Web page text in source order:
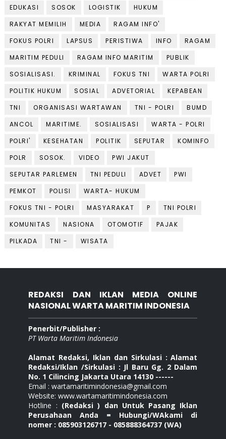
EDUKASI
SOSOK LOGISTIK
HUKUM
RAKYAT MEMILIH
MEDIA
RAGAM INFO'
FOKUS POLRI
LAPSUS PERISTIWA INFO
RAGAM
MARITIM PEDULI
RAGAM INFO MARITIM
PUBLIK
SOSIALISASI.
KRIMINAL FOKUS TNI
WARTA POLRI
POLITIK HUKUM
SOSIAL ADVETORIAL
KEPABEAN
TNI
ORGANISASI WARTAWAN TNI - POLRI
BUMD
ANCOL
MARITIME. SOSIALISASI
WARTA - POLRI
POLRI'
KESEHATAN POLITIK SEPUTAR
KOMINFO
POLR
SOSOK. VIDEO
PWI JAKUT
SEPUTAR PARLEMEN
TNI PEDULI ADVET
PWI
PEMKOT
POLISI
WARTA- HUKUM
FOKUS TNI - POLRI
MASYARAKAT P
TNI POLRI
KOMUNITAS
NASIONA OTOMOTIF
PAJAK
PILKADA
TNI - WISATA
REDAKSI DAN IKLAN MEDIA ONLINE
NASIONAL WARTA MARITIM INDONESIA
Penerbit/Publisher :
PT Warta Maritim Indonesia
Alamat Redaksi, Iklan dan Sirkulasi : Alamat
Redaksi/Iklan /Sirkulasi : Jl Baru Gg. 2 Dalam
No. 1 Cilincing Jakarta Utara 14130 ------
Email : wartamaritimindonesia@gmail.com
Website: www.wartamaritimindonesia.com
Hotline : (Redaksi ) dan Untuk Pasang Iklan
Perusahaan Anda = Hubungi/WAkami di
nomer : 085903126717 - 085888364737 (WA)